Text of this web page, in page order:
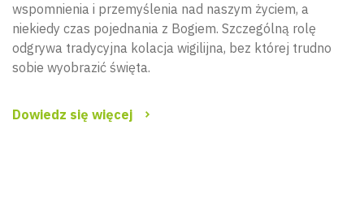
wspomnienia i przemyślenia nad naszym życiem, a
niekiedy czas pojednania z Bogiem. Szczególną rolę
odgrywa tradycyjna kolacja wigilijna, bez której trudno
sobie wyobrazić święta.
Dowiedz się więcej